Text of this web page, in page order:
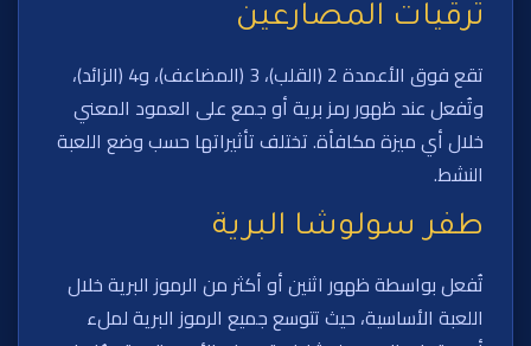
ترقيات المصارعين
تقع فوق الأعمدة 2 (القلب)، 3 (المضاعف)، و4 (الزائد)،
وتُفعل عند ظهور رمز برية أو جمع على العمود المعني
خلال أي ميزة مكافأة. تختلف تأثيراتها حسب وضع اللعبة
النشط.
طفر سولوشا البرية
تُفعل بواسطة ظهور اثنين أو أكثر من الرموز البرية خلال
اللعبة الأساسية، حيث تتوسع جميع الرموز البرية لملء